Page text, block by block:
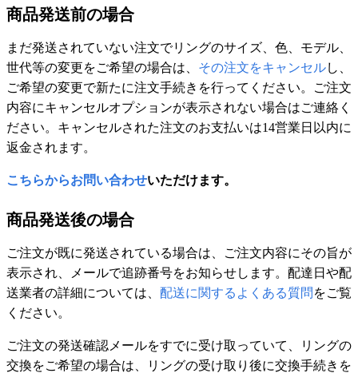
商品発送前の場合
まだ発送されていない注文でリングのサイズ、色、モデル、
世代等の変更をご希望の場合は、 その注文をキャンセルし、
ご希望の変更で新たに注文手続きを行ってください。ご注文
内容にキャンセルオプションが表示されない場合はご連絡く
ださい。キャンセルされた注文のお支払いは14営業日以内に
返金されます。
こちらからお問い合わせいただけます。
商品発送後の場合
ご注文が既に発送されている場合は、ご注文内容にその旨が
表示され、メールで追跡番号をお知らせします。配達日や配
送業者の詳細については、 配送に関するよくある質問 をご覧
ください。
ご注文の発送確認メールをすでに受け取っていて、リングの
交換をご希望の場合は、リングの受け取り後に交換手続きを